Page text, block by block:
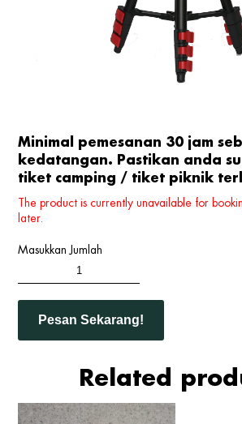
Minimal pemesanan 30 jam
kedatangan. Pastikan anda
tiket camping / tiket piknik
The product is currently unavailable for
later.
Pesan Sekarang!
Related